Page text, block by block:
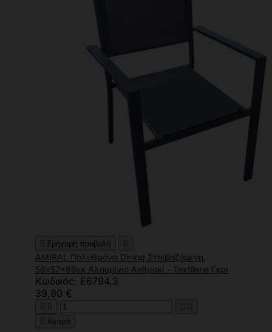
 Γρήγορη προβολή 
AMIRAL Πολυθρόνα Dining Στοιβαζόμενη,
58x57x89εκ Αλουμίνιο Ανθρακί - Textilene Γκρι
Κωδικός: Ε6794,3
39,80 €
   
 Αγορά